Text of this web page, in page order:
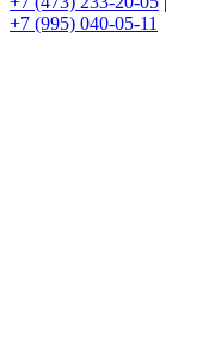
+7 (995) 040-05-11